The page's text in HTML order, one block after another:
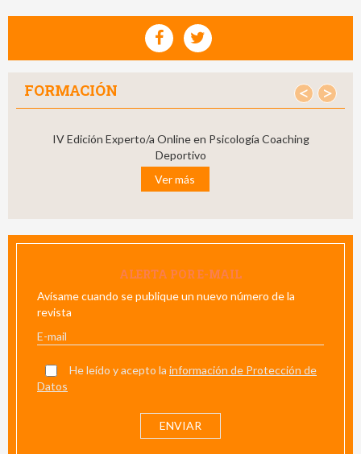
FORMACIÓN < >
IV Edición Experto/a Online en Psicología Coaching
Deportivo
Ver más
ALERTA POR E-MAIL
Avísame cuando se publique un nuevo número de la
revista
He leído y acepto la información de Protección de
Datos